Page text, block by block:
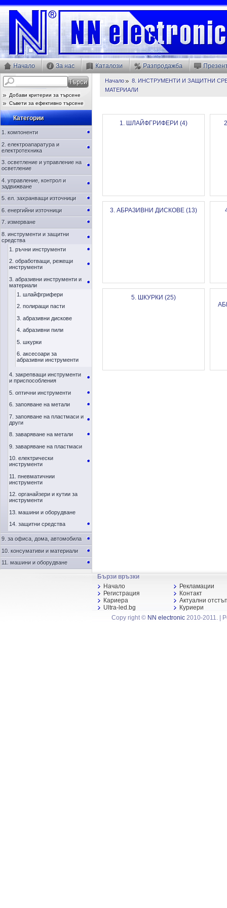
Начало За нас Каталози Разпродажба
Добави критерии за търсене
Съвети за ефективно търсене
Категории
1. компоненти
2. електроапаратура и
електротехника
3. осветление и управление на
осветление
4. управление, контрол и
задвижване
5. ел. захранващи източници
6. енергийни източници
7. измерване
8. инструменти и защитни
средства
1. ръчни инструменти
2. обработващи, режещи
инструменти
3. абразивни инструменти и
материали
1. шлайфгрифери
2. полиращи пасти
3. абразивни дискове
4. абразивни пили
5. шкурки
6. аксесоари за
абразивни инструменти
4. закрепващи инструменти
и приспособления
5. оптични инструменти
6. запояване на метали
7. запояване на пластмаси и
други
8. заваряване на метали
9. заваряване на пластмаси
10. електрически
инструменти
11. пневматичнии
инструменти
12. органайзери и кутии за
инструменти
13. машини и оборудване
14. защитни средства
9. за офиса, дома, автомобила
10. консумативи и материали
11. машини и оборудване
Начало
8. ИНСТРУМЕНТИ И ЗАЩИТНИ
МАТЕРИАЛИ
1. ШЛАЙФГРИФЕРИ (4)
3. АБРАЗИВНИ ДИСКОВЕ (13)
5. ШКУРКИ (25)
Бързи връзки
Начало
Рекламации
Регистрация
Контакт
Кариера
Актуални
Ultra-led.bg
Куриери
Copy right © NN electronic 2010-2011. |